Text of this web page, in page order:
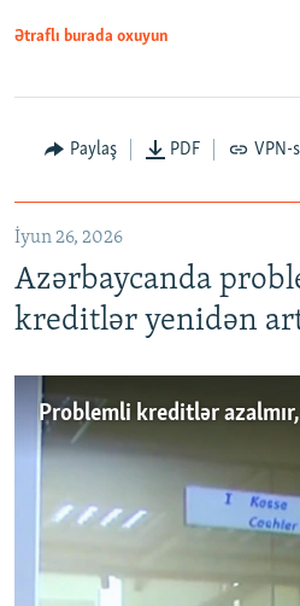
Auto 240p
720p
Ətraflı burada oxuyun
Paylaş PDF VPN-
İyun 26, 2026
Azərbaycanda
kreditlər yenidən
Problemli kreditlər